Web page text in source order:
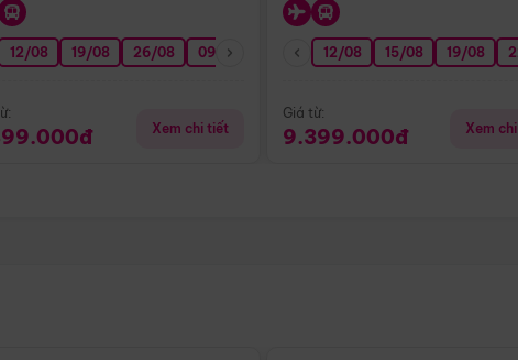
13/09 20/09 27/09
12/08 19/08 26/08 09/09 16/09 23/09 30/09 07/10
Xem chi tiết
12/08 15/08 19/08
Giá từ:
9.399.000đ Xem